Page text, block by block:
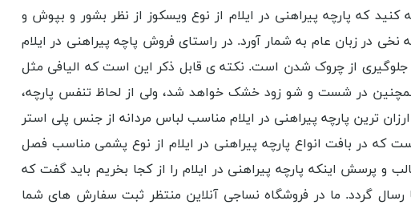
که پارچه پیراهنی در ایلام از نوع ویسکوز از نظر بشور و بپوش و
در زبان عام به شمار آورد. در راستای فروش پاچه پیراهنی در ایلام
از چروک شدن است. نکته ی قابل ذکر این است که الیافی مثل
در شست و شو زود خشک خواهد شد، ولی از لحاظ تنفس پارچه،
ترین پارچه پیراهنی در ایلام مناسب لباس مردانه از جنس پلی استر
که در بافت انواع پارچه پیراهنی در ایلام از نوع پشمی مناسب فصل
و پرسش اینکه پارچه پیراهنی در ایلام را از کجا بخریم باید گفت که
رسال گردد. ما در فروشگاه نساجی آنلاین منتظر ثبت سفارش های شما